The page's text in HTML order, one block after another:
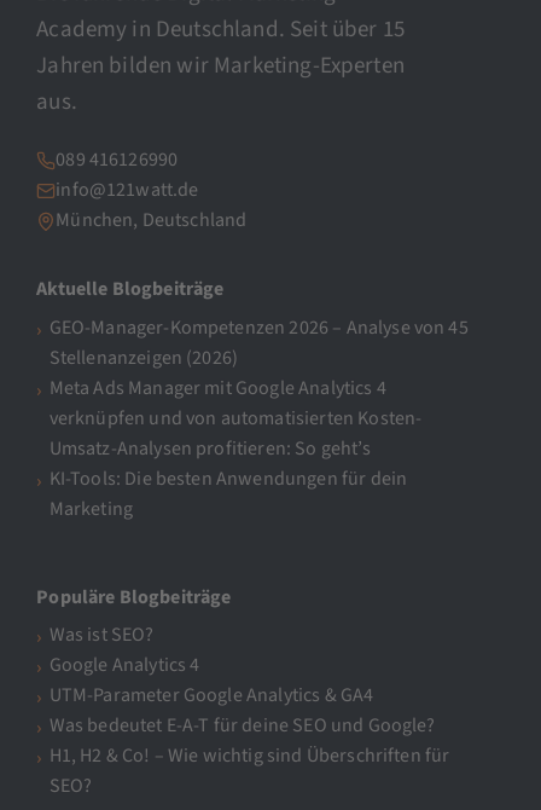
Academy in Deutschland. Seit über 15
Jahren bilden wir Marketing-Experten
aus.
089 416126990
info@121watt.de
München, Deutschland
Aktuelle Blogbeiträge
GEO-Manager-Kompetenzen 2026 – Analyse von 45
Stellenanzeigen (2026)
Meta Ads Manager mit Google Analytics 4
verknüpfen und von automatisierten Kosten-
Umsatz-Analysen profitieren: So geht’s
KI-Tools: Die besten Anwendungen für dein
Marketing
Populäre Blogbeiträge
Was ist SEO?
Google Analytics 4
UTM-Parameter Google Analytics & GA4
Was bedeutet E-A-T für deine SEO und Google?
H1, H2 & Co! – Wie wichtig sind Überschriften für
SEO?